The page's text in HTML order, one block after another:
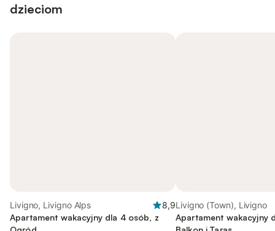
dzieciom
Livigno, Livigno Alps
8,9
Apartament wakacyjny dla 4 osób, z
Livigno (Town), Livigno
Apartament wakacyjny